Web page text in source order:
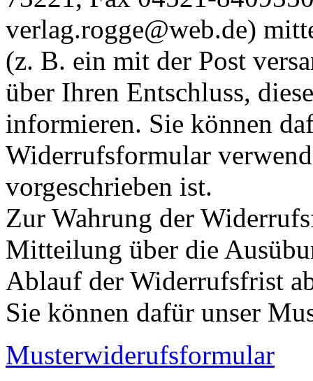
verlag.rogge@web.de)
(z. B. ein mit der Post
über Ihren Entschluss,
informieren. Sie können
Widerrufsformular
vorgeschrieben ist.
Zur Wahrung der
Mitteilung über die
Ablauf der Widerrufsfrist
Sie können dafür unser
Musterwiderufsformular